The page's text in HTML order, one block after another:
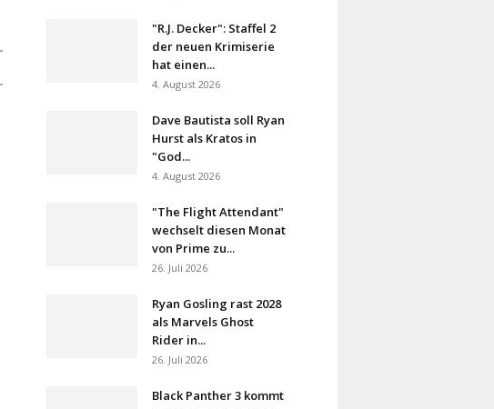
"R.J. Decker": Staffel 2
der neuen Krimiserie
hat einen...
4. August 2026
Dave Bautista soll Ryan
Hurst als Kratos in
"God...
4. August 2026
"The Flight Attendant"
wechselt diesen Monat
von Prime zu...
26. Juli 2026
Ryan Gosling rast 2028
als Marvels Ghost
Rider in...
26. Juli 2026
Black Panther 3 kommt